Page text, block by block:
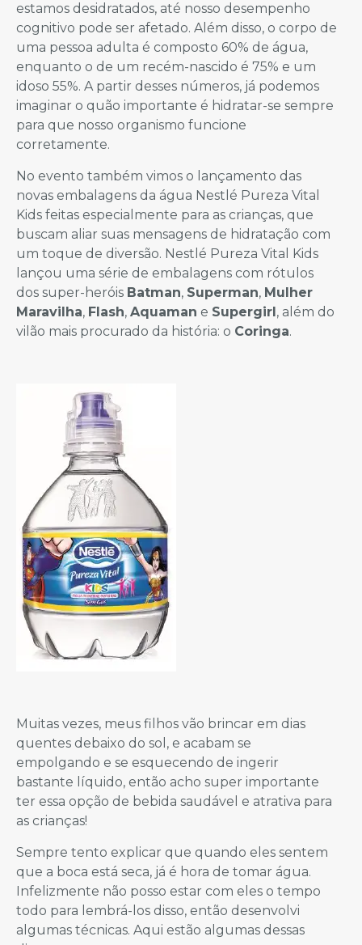
estamos desidratados, até nosso desempenho
cognitivo pode ser afetado. Além disso, o corpo de
uma pessoa adulta é composto 60% de água,
enquanto o de um recém-nascido é 75% e um
idoso 55%. A partir desses números, já podemos
imaginar o quão importante é hidratar-se sempre
para que nosso organismo funcione
corretamente.
No evento também vimos o lançamento das
novas embalagens da água Nestlé Pureza Vital
Kids feitas especialmente para as crianças, que
buscam aliar suas mensagens de hidratação com
um toque de diversão. Nestlé Pureza Vital Kids
lançou uma série de embalagens com rótulos
dos super-heróis Batman, Superman, Mulher
Maravilha, Flash, Aquaman e Supergirl, além do
vilão mais procurado da história: o Coringa.
Muitas vezes, meus filhos vão brincar em dias
quentes debaixo do sol, e acabam se
empolgando e se esquecendo de ingerir
bastante líquido, então acho super importante
ter essa opção de bebida saudável e atrativa para
as crianças!
Sempre tento explicar que quando eles sentem
que a boca está seca, já é hora de tomar água.
Infelizmente não posso estar com eles o tempo
todo para lembrá-los disso, então desenvolvi
algumas técnicas. Aqui estão algumas dessas